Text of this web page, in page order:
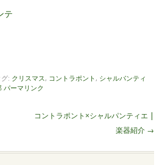
テ
グ: クリスマス, コントラポント, シャルパンティ
パーマリンク
コントラポント×シャルパンティエ |
楽器紹介 →